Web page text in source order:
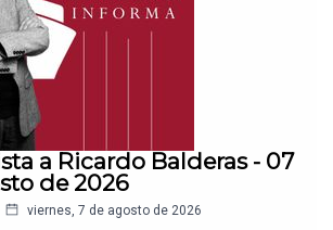
a Ricardo Balderas - 07
de 2026
viernes, 7 de agosto de 2026